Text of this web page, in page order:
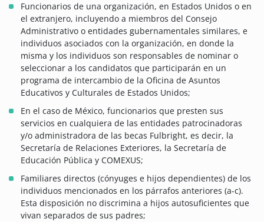
Funcionarios de una organización, en Estados Unidos o en
el extranjero, incluyendo a miembros del Consejo
Administrativo o entidades gubernamentales similares, e
individuos asociados con la organización, en donde la
misma y los individuos son responsables de nominar o
seleccionar a los candidatos que participarán en un
programa de intercambio de la Oficina de Asuntos
Educativos y Culturales de Estados Unidos;
En el caso de México, funcionarios que presten sus
servicios en cualquiera de las entidades patrocinadoras
y/o administradora de las becas Fulbright, es decir, la
Secretaría de Relaciones Exteriores, la Secretaría de
Educación Pública y COMEXUS;
Familiares directos (cónyuges e hijos dependientes) de los
individuos mencionados en los párrafos anteriores (a-c).
Esta disposición no discrimina a hijos autosuficientes que
vivan separados de sus padres;